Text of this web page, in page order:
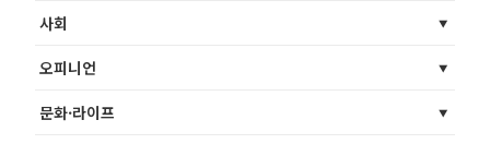
사회
오피니언
문화·라이프